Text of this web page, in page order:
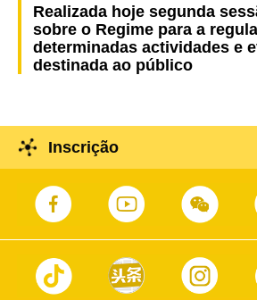
Realizada hoje segunda
sobre o Regime para a
determinadas actividades e
destinada ao público
Inscrição